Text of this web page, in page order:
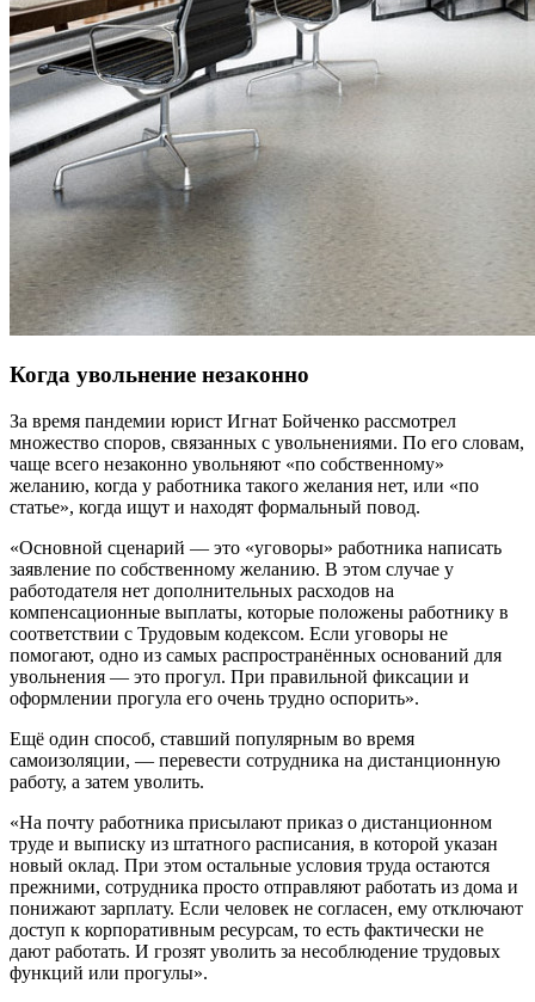
Когда увольнение незаконно
За время пандемии юрист Игнат Бойченко рассмотрел
множество споров, связанных с увольнениями. По его словам,
чаще всего незаконно увольняют «по собственному»
желанию, когда у работника такого желания нет, или «по
статье», когда ищут и находят формальный повод.
«Основной сценарий — это «уговоры» работника написать
заявление по собственному желанию. В этом случае у
работодателя нет дополнительных расходов на
компенсационные выплаты, которые положены работнику в
соответствии с Трудовым кодексом. Если уговоры не
помогают, одно из самых распространённых оснований для
увольнения — это прогул. При правильной фиксации и
оформлении прогула его очень трудно оспорить».
Ещё один способ, ставший популярным во время
самоизоляции, — перевести сотрудника на дистанционную
работу, а затем уволить.
«На почту работника присылают приказ о дистанционном
труде и выписку из штатного расписания, в которой указан
новый оклад. При этом остальные условия труда остаются
прежними, сотрудника просто отправляют работать из дома и
понижают зарплату. Если человек не согласен, ему отключают
доступ к корпоративным ресурсам, то есть фактически не
дают работать. И грозят уволить за несоблюдение трудовых
функций или прогулы».